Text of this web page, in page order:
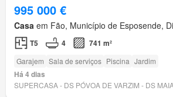
995 000 €
Casa em Fão, Município de Esposende,
T5 4 741 m²
Garajem Sala de serviços Piscina Jardim
Há 4 dias
SUPERCASA - DS PÓVOA DE VARZIM - DS